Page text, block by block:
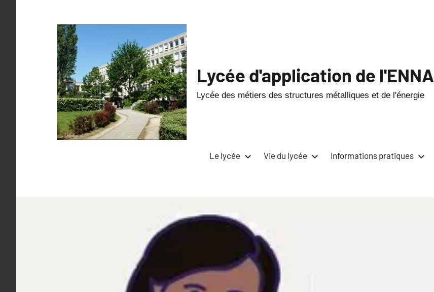
Lycée d'application de l'ENNA
Lycée des métiers des structures métalliques et de l'énergie
Le lycée Vie du lycée Informations pratiques